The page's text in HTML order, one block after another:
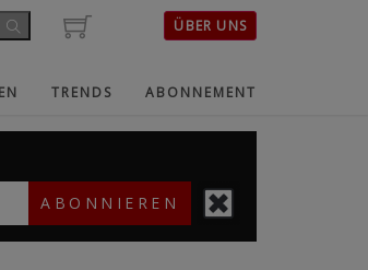
ÜBER UNS
TRENDS ABONNEMENT
ABONNIEREN